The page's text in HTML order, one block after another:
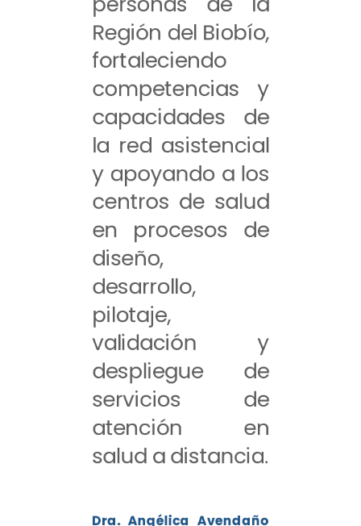
Región del Biobío,
fortaleciendo
competencias y
capacidades de
la red asistencial
y apoyando a los
centros de salud
en procesos de
diseño,
desarrollo,
pilotaje,
validación y
despliegue de
servicios de
atención en
salud a distancia.
Dra. Angélica Avendaño